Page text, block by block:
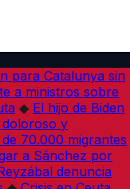
para Catalunya sin
a ministros sobre
◆ El hijo de Biden
y
70.000 migrantes
a Sánchez por
denuncia